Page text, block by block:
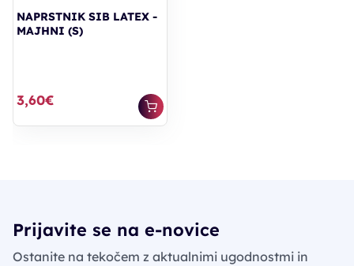
NAPRSTNIK SIB LATEX -
MAJHNI (S)
3,60€
Prijavite se na e-novice
Ostanite na tekočem z aktualnimi ugodnostmi in